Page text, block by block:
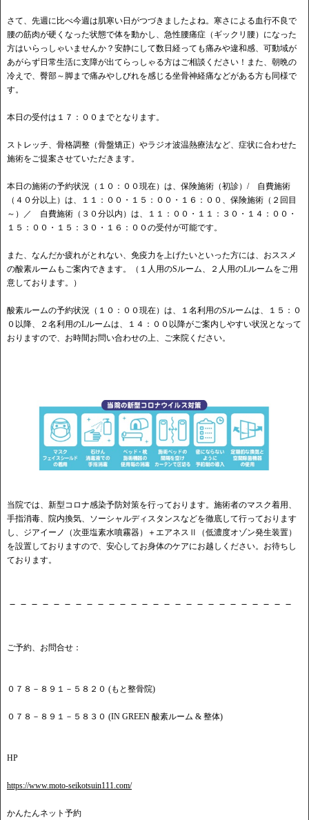
さて、先週に比べ今週は肌寒い日がつづきましたよね。寒さによる血行不良で
腰の筋肉が硬くなった状態で体を動かし、急性腰痛症（ギックリ腰）になった
方はいらっしゃいませんか？安静にして数日経っても痛みや違和感、可動域が
あがらず日常生活に支障が出てらっしゃる方はご相談ください！また、朝晩の
冷えで、臀部～脚まで痛みやしびれを感じる坐骨神経痛などがある方も同様で
す。
本日の受付は１７：００までとなります。
ストレッチ、骨格調整（骨盤矯正）やラジオ波温熱療法など、症状に合わせた
施術をご提案させていただきます。
本日の施術の予約状況（１０：００現在）は、保険施術（初診）/ 自費施術
（４０分以上）は、１１：００・１５：００・１６：００、保険施術（２回目
～）／ 自費施術（３０分以内）は、１１：００・１１：３０・１４：００・
１５：００・１５：３０・１６：００の受付が可能です。
また、なんだか疲れがとれない、免疫力を上げたいといった方には、おススメ
の酸素ルームもご案内できます。（１人用のSルーム、２人用のLルームをご用
意しております。）
酸素ルームの予約状況（１０：００現在）は、１名利用のSルームは、１５：０
０以降、２名利用のLルームは、１４：００以降がご案内しやすい状況となって
おりますので、お時間お問い合わせの上、ご来院ください。
当院では、新型コロナ感染予防対策を行っております。施術者のマスク着用、
手指消毒、院内換気、ソーシャルディスタンスなどを徹底して行っております
し、ジアイーノ（次亜塩素水噴霧器）＋エアネスⅡ（低濃度オゾン発生装置）
を設置しておりますので、安心してお身体のケアにお越しください。お待ちし
ております。
－－－－－－－－－－－－－－－－－－－－－－－－－－
ご予約、お問合せ：
０７８－８９１－５８２０ (もと整骨院)
０７８－８９１－５８３０ (IN GREEN 酸素ルーム & 整体)
HP
https://www.moto-seikotsuin111.com/
かんたんネット予約